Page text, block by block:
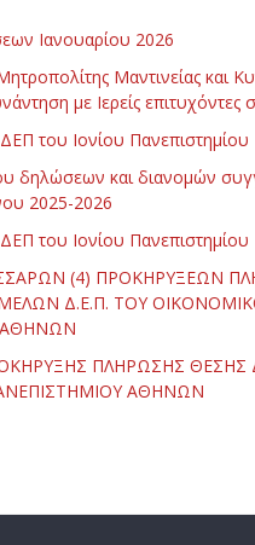
Ιανουαρίου 2026
Μαντινείας και
με Ιερείς επιτυχόντες
του Ιονίου Πανεπιστημίου
δηλώσεων και διανομών
2025-2026
του Ιονίου Πανεπιστημίου
(4) ΠΡΟΚΗΡΥΞΕΩΝ
Δ.Ε.Π. ΤΟΥ
ΑΘΗΝΩΝ
ΠΛΗΡΩΣΗΣ ΘΕΣΗΣ
ΑΘΗΝΩΝ